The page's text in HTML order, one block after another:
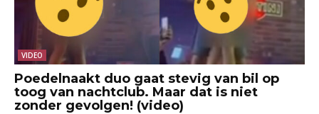
VIDEO
Poedelnaakt duo gaat stevig van bil op
toog van nachtclub. Maar dat is niet
zonder gevolgen! (video)